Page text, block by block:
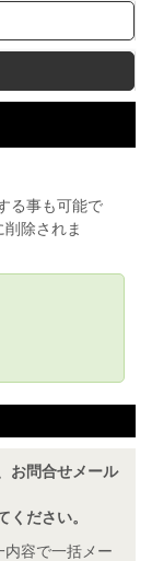
る事も可能で
除されま
お問合せメール
ださい。
容で一括メー